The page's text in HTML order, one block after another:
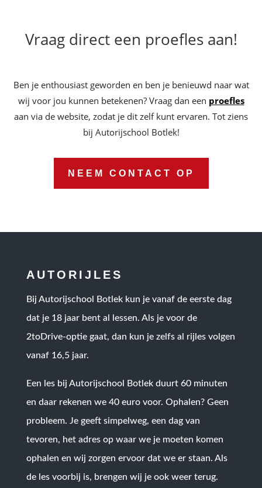
Vraag direct een proefles aan!
Ben je enthousiast geworden en ben je benieuwd naar wat
wij voor jou kunnen betekenen? Vraag dan een proefles
aan via de website, zodat je dit zelf kunt ervaren. Tot ziens
bij Autorijschool Botlek!
NEEM CONTACT OP
AUTORIJLES
Bij Autorijschool Botlek kun je vanaf de eerste dag
dat je 18 jaar bent al lessen. Als je voor de
2toDrive-optie gaat, dan kun je zelfs al rijles volgen
vanaf 16,5 jaar.
Een les bij Autorijschool Botlek duurt 60 minuten
en daar rekenen we 40 euro voor. Ophalen? Geen
probleem. Je geeft simpelweg, een dag van
tevoren, het adres op waar we je moeten komen
ophalen en wij zorgen ervoor dat we er staan. Als
de les voorbij is, brengen wij je ook weer terug.